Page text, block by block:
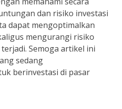
dan risiko investasi
dapat mengoptimalkan
mengurangi risiko
Semoga artikel ini
sedang
berinvestasi di pasar